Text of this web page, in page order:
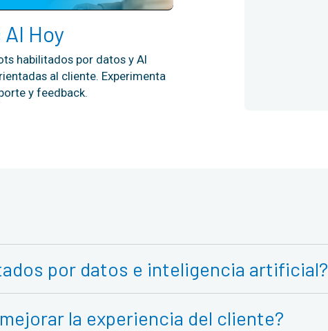
Hoy
habilitados por datos y AI
al cliente. Experimenta
y feedback.
por datos e inteligencia artificial?
la experiencia del cliente?